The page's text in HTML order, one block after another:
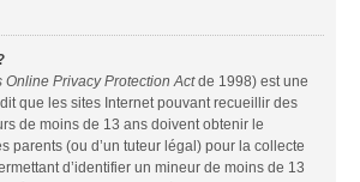
Online Privacy Protection Actde 1998) est une
que les sites Internet pouvant recueillir des
de moins de 13 ans doivent obtenir le
parents (ou d’un tuteur légal) pour la collecte
d’identifier un mineur de moins de 13